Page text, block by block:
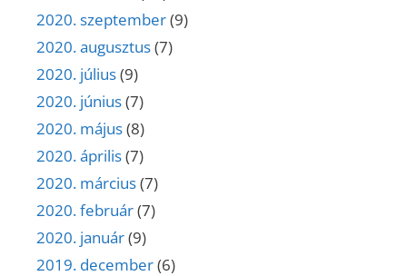
2020. szeptember(9)
2020. augusztus(7)
2020. július(9)
2020. június(7)
2020. május(8)
2020. április(7)
2020. március(7)
2020. február(7)
2020. január(9)
2019. december(6)